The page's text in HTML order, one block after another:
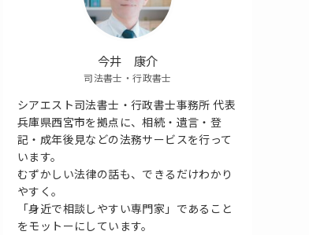
今井 康介
司法書士・行政書士
シアエスト司法書士・行政書士事務所 代表
兵庫県西宮市を拠点に、相続・遺言・登
記・成年後見などの法務サービスを行って
います。
むずかしい法律の話も、できるだけわかり
やすく。
「身近で相談しやすい専門家」であること
をモットーにしています。